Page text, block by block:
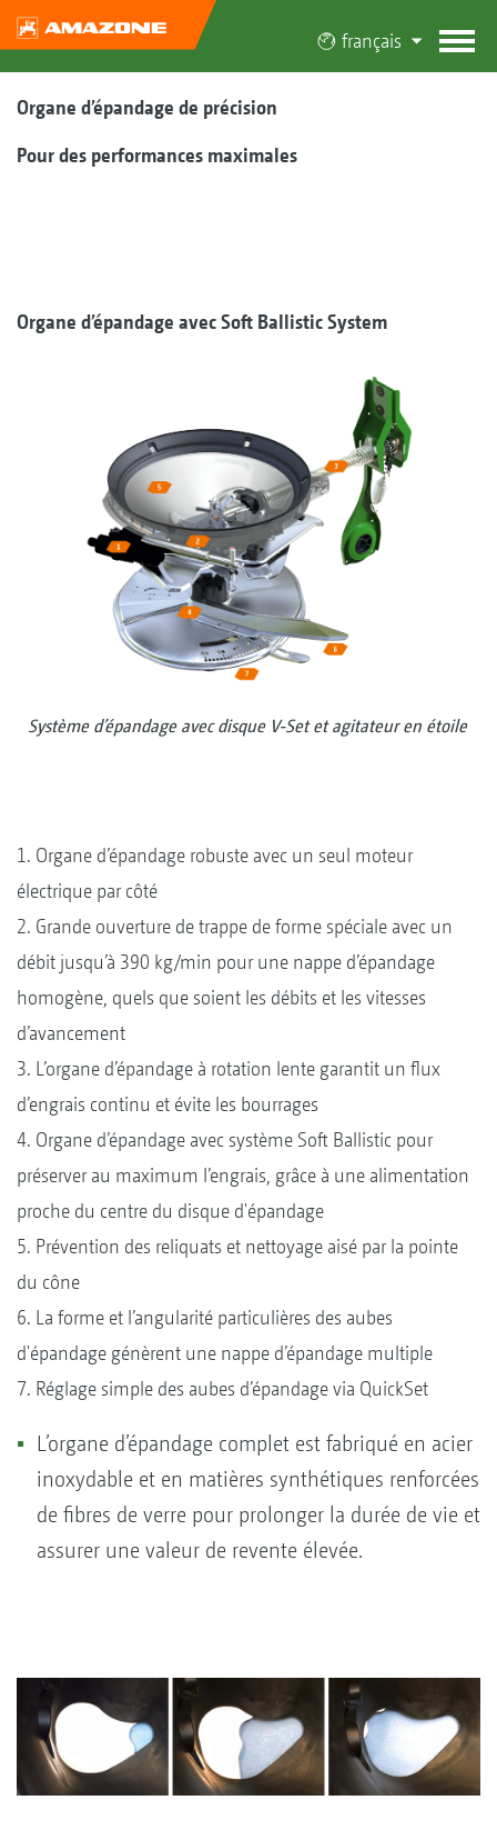
français
Organe d’épandage de précision
Pour des performances maximales
Organe d’épandage avec Soft Ballistic System
Système d’épandage avec disque V-Set et agitateur en étoile
1. Organe d’épandage robuste avec un seul moteur
électrique par côté
2. Grande ouverture de trappe de forme spéciale avec un
débit jusqu’à 390 kg/min pour une nappe d’épandage
homogène, quels que soient les débits et les vitesses
d’avancement
3. L’organe d’épandage à rotation lente garantit un flux
d’engrais continu et évite les bourrages
4. Organe d’épandage avec système Soft Ballistic pour
préserver au maximum l’engrais, grâce à une alimentation
proche du centre du disque d'épandage
5. Prévention des reliquats et nettoyage aisé par la pointe
du cône
6. La forme et l’angularité particulières des aubes
d'épandage génèrent une nappe d’épandage multiple
7. Réglage simple des aubes d’épandage via QuickSet
L’organe d’épandage complet est fabriqué en acier
inoxydable et en matières synthétiques renforcées
de fibres de verre pour prolonger la durée de vie et
assurer une valeur de revente élevée.